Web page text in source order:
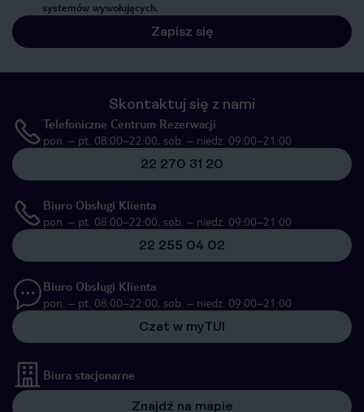
systemów wywołujących.
Zapisz się
Skontaktuj się z nami
Telefoniczne Centrum Rezerwacji
pon. – pt. 08:00–22:00, sob. – niedz. 09:00–21:00
22 270 31 20
Biuro Obsługi Klienta
pon. – pt. 08:00–22:00, sob. – niedz. 09:00–21:00
22 255 04 02
Biuro Obsługi Klienta
pon. – pt. 08:00–22:00, sob. – niedz. 09:00–21:00
Czat w myTUI
Biura stacjonarne
Znajdź na mapie